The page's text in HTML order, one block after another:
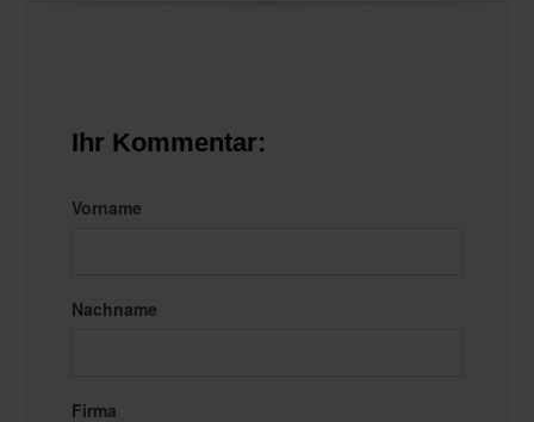
Ihr Kommentar:
Vorname
Nachname
Firma